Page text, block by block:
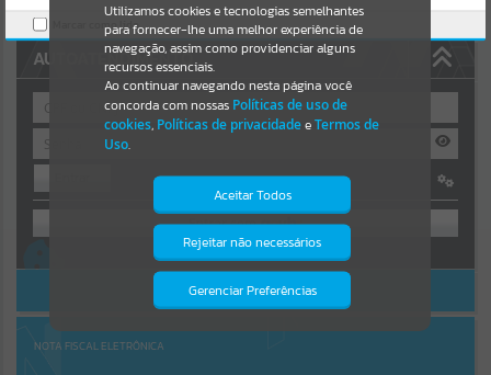
Por favor, aguarde...
NOTÍCIAS
Por favor, aguarde...
Por favor, aguarde...
AUTOATENDIMENTO
OU
Cadastre-se|Recuperar Senha
ACESSAR SEM LOGIN
NOTA FISCAL ELETRÔNICA
Utilizamos cookies e tecnologias semelhantes
para fornecer-lhe uma melhor experiência de
navegação, assim como providenciar alguns
recursos essenciais.
Ao continuar navegando nesta página você
concorda com nossas Políticas de uso de
cookies, Políticas de privacidadeeTermos de
Uso.
Aceitar Todos
Rejeitar não necessários
Gerenciar Preferências
Isto significa que diversos recursos
providenciados poderão não estar
Marcar como lido.